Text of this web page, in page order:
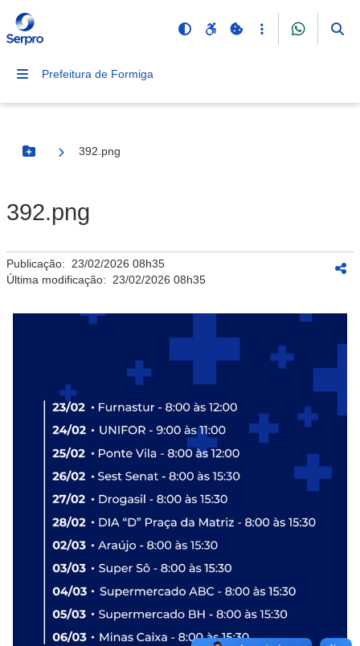
Prefeitura de Formiga
Botão Menu
392.png
392.png
Publicação: 23/02/2026 08h35
Última modificação: 23/02/2026 08h35